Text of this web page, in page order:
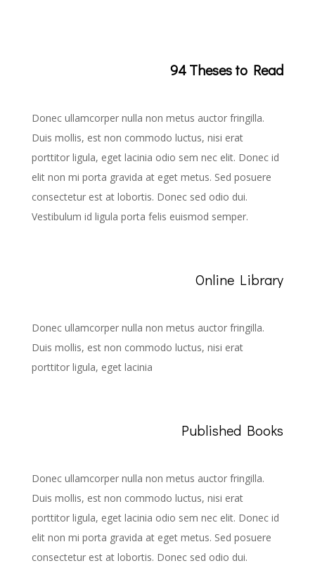
94 Theses to Read
Donec ullamcorper nulla non metus auctor fringilla.
Duis mollis, est non commodo luctus, nisi erat
porttitor ligula, eget lacinia odio sem nec elit. Donec id
elit non mi porta gravida at eget metus. Sed posuere
consectetur est at lobortis. Donec sed odio dui.
Vestibulum id ligula porta felis euismod semper.
Online Library
Donec ullamcorper nulla non metus auctor fringilla.
Duis mollis, est non commodo luctus, nisi erat
porttitor ligula, eget lacinia
Published Books
Donec ullamcorper nulla non metus auctor fringilla.
Duis mollis, est non commodo luctus, nisi erat
porttitor ligula, eget lacinia odio sem nec elit. Donec id
elit non mi porta gravida at eget metus. Sed posuere
consectetur est at lobortis. Donec sed odio dui.